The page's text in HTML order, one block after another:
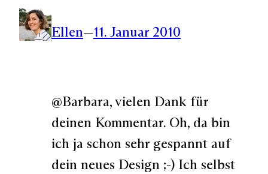
Ellen—11. Januar 2010
@Barbara, vielen Dank für
deinen Kommentar. Oh, da bin
ich ja schon sehr gespannt auf
dein neues Design ;-) Ich selbst